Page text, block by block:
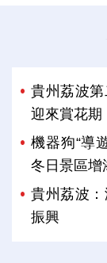
貴州荔波
迎來賞花期
機器狗“導
冬日景區增
貴州荔波
振興